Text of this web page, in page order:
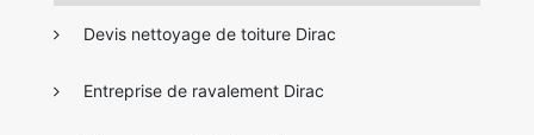
Devis nettoyage de toiture Dirac
Entreprise de ravalement Dirac